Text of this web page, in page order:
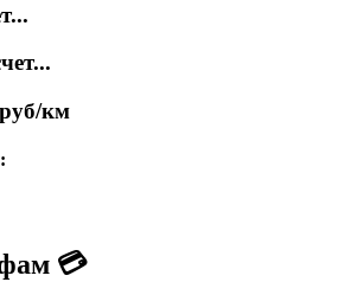
км
💳